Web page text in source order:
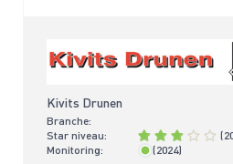
Kivits Drunen
Branche:
Star niveau:
Monitoring:
< 2 jaar
(2024)